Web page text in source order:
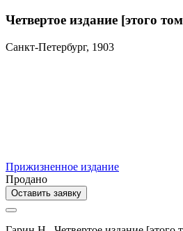
Четвертое издание [этого
Санкт-Петербург, 1903
Прижизненное издание
Продано
Оставить заявку